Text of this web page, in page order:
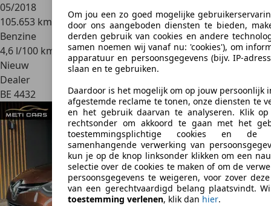
Om jou een zo goed mogelijke
door ons aangeboden diensten te bieden,
derden gebruik van cookies en andere
samen noemen wij vanaf nu: 'cookies'), om
apparatuur en persoonsgegevens (bijv. IP-
slaan en te gebruiken.
Daardoor is het mogelijk om op jouw persoonlijk
afgestemde reclame te tonen, onze diensten te
en het gebruik daarvan te analyseren. Klik
rechtsonder om akkoord te gaan met het
toestemmingsplichtige cookies en de
samenhangende verwerking van
kun je op de knop linksonder klikken om een
selectie over de cookies te maken of om de
persoonsgegevens te weigeren, voor zover
van een gerechtvaardigd belang plaatsvindt.
toestemming verlenen, klik dan hier.
05/2018
105.653 km
Benzine
4,6 l/100 km (comb.)
Nieuw
Dealer
BE 4432